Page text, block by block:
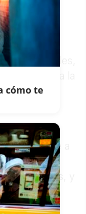
en
de
que
españoles,
completada la
todas se
figura del
tiene a
de
duales, y
sanitaria
cómo te